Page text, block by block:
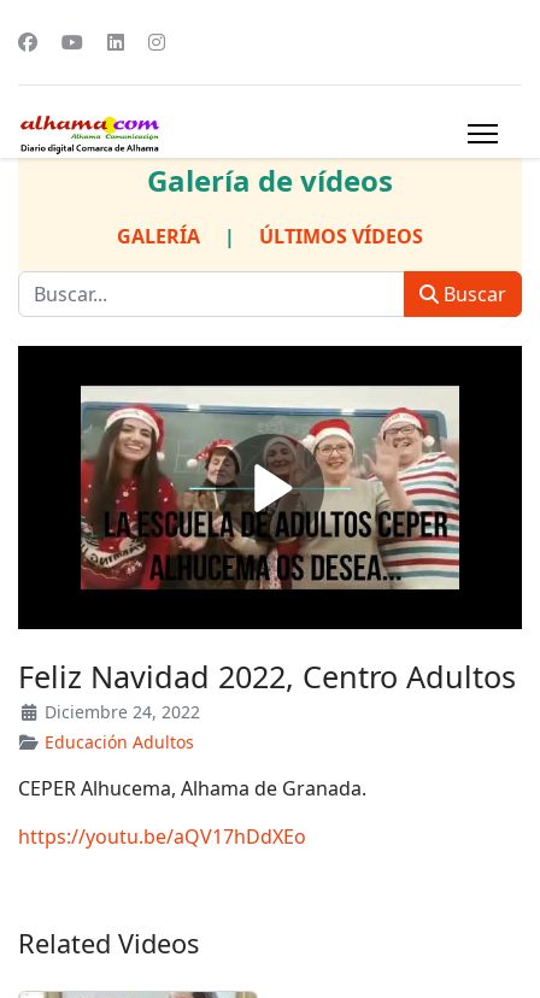
Galería de vídeos
GALERÍA | ÚLTIMOS VÍDEOS
Buscar
Feliz Navidad 2022, Centro Adultos
Diciembre 24, 2022
Educación Adultos
CEPER Alhucema, Alhama de Granada.
https://youtu.be/aQV17hDdXEo
Related Videos